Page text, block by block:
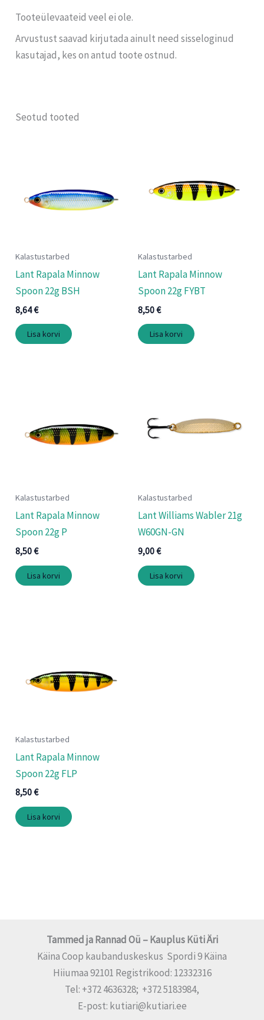
Tooteülevaateid veel ei ole.
Arvustust saavad kirjutada ainult need sisseloginud
kasutajad, kes on antud toote ostnud.
Seotud tooted
Kalastustarbed
Lant Rapala Minnow
Spoon 22g BSH
8,64€
Lisa korvi
Kalastustarbed
Lant Rapala Minnow
Spoon 22g FYBT
8,50€
Lisa korvi
Kalastustarbed
Lant Rapala Minnow
Spoon 22g P
8,50€
Lisa korvi
Kalastustarbed
Lant Williams Wabler 21g
W60GN-GN
9,00€
Lisa korvi
Kalastustarbed
Lant Rapala Minnow
Spoon 22g FLP
8,50€
Lisa korvi
Tammed ja Rannad Oü – Kauplus Küti Äri
Käina Coop kaubanduskeskus Spordi 9 Käina
Hiiumaa 92101 Registrikood: 12332316
Tel: +372 4636328; +372 5183984,
E-post: kutiari@kutiari.ee